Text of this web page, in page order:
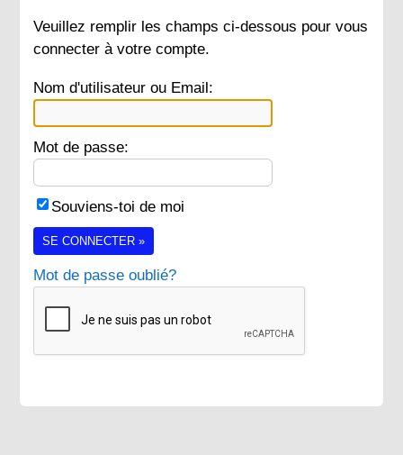
Veuillez remplir les champs ci-dessous pour vous
connecter à votre compte.
Nom d'utilisateur ou Email:
Mot de passe:
Souviens-toi de moi
SE CONNECTER »
Mot de passe oublié?